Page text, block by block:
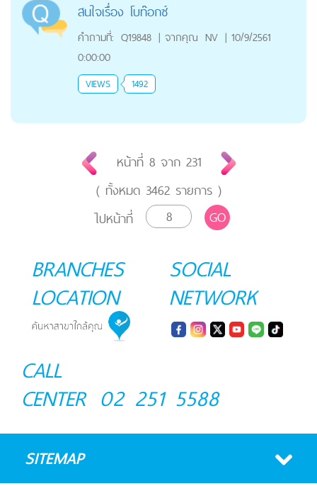
สนใจเรื่อง โบท๊อกซ์
คำถามที่: Q19848 | จากคุณ NV | 10/9/2561
0:00:00
VIEWS 1492
หน้าที่ 8จาก 231
( ทั้งหมด 3462รายการ )
ไปหน้าที่
GO
BRANCHES
LOCATION
SOCIAL
NETWORK
CALL
CENTER 02 251 5588
SITEMAP